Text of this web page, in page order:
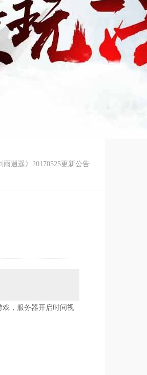
雨逍遥》20170525更新公告
，服务器开启时间视